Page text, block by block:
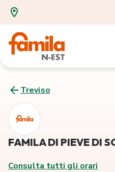
Treviso
FAMILA DI PIEVE DI
Consulta tutti gli orari